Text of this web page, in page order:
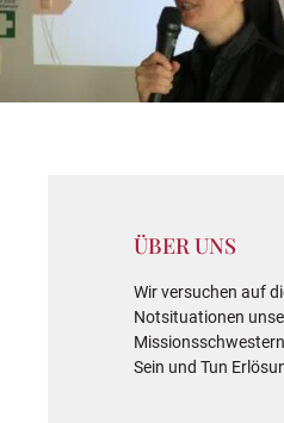
ÜBER UNS
Wir versuchen auf
Notsituationen
Sein und Tun